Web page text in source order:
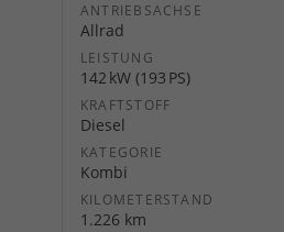
ANTRIEBSACHSE
Allrad
LEISTUNG
142 kW (193 PS)
KRAFTSTOFF
Diesel
KATEGORIE
Kombi
KILOMETERSTAND
1.226 km